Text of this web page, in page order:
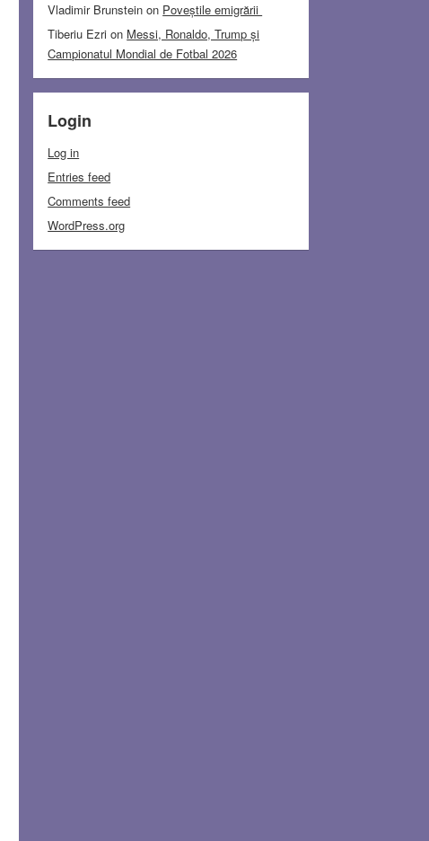
Vladimir Brunstein on Poveștile emigrării
Tiberiu Ezri on Messi, Ronaldo, Trump și
Campionatul Mondial de Fotbal 2026
Login
Log in
Entries feed
Comments feed
WordPress.org